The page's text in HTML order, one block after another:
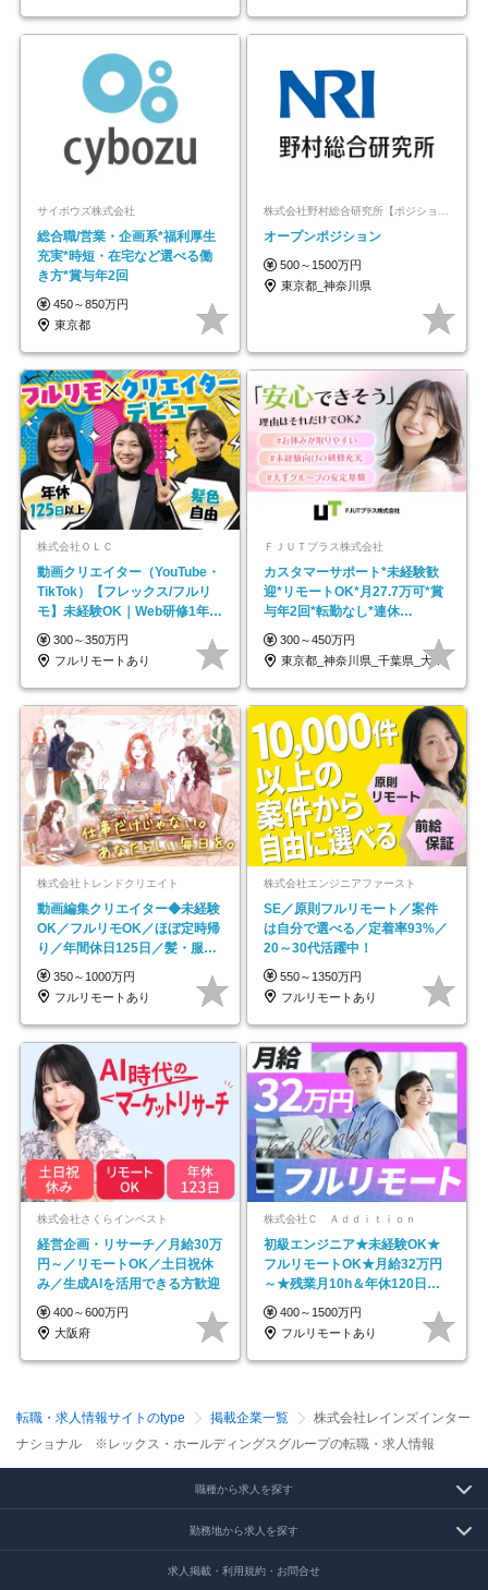
サイボウズ株式会社
総合職/営業・企画系*福利厚生
充実*時短・在宅など選べる働
き方*賞与年2回
450～850万円
東京都
オープンポジション
500～1500万円
東京都_神奈川県
株式会社ＯＬＣ
動画クリエイター（YouTube・
TikTok）【フレックス/フルリ
モ】未経験OK｜Web研修1年間
｜副業OK
300～350万円
フルリモートあり
ＦＪＵＴプラス株式会社
カスタマーサポート*未経験歓
迎*リモートOK*月27.7万可*賞
与年2回*転勤なし*連休
OK/ZE010232
300～450万円
東京都_神奈川県_千葉県_大阪府_愛知県…
株式会社トレンドクリエイト
動画編集クリエイター◆未経験
OK／フルリモOK／ほぼ定時帰
り／年間休日125日／髪・服・
ネイル自由／副業OK
350～1000万円
フルリモートあり
株式会社エンジニアファースト
SE／原則フルリモート／案件
は自分で選べる／定着率93%／
20～30代活躍中！
550～1350万円
フルリモートあり
株式会社さくらインベスト
経営企画・リサーチ／月給30万
円～／リモートOK／土日祝休
み／生成AIを活用できる方歓迎
400～600万円
大阪府
株式会社Ｃ Ａｄｄｉｔｉｏｎ
初級エンジニア★未経験OK★
フルリモートOK★月給32万円
～★残業月10h＆年休120日以
上★副業可
400～1500万円
フルリモートあり
転職・求人情報サイトのtype 掲載企業一覧
株式会社レインズインター
ナショナル ※レックス・ホールディングスグループの転職・求人情報
職種から求人を探す
勤務地から求人を探す
求人掲載・利用規約・お問合せ